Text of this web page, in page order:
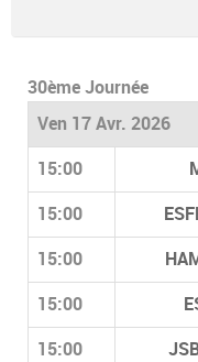
30ème Journée
Ven 17 Avr. 2026
15:00
15:00
15:00
15:00
15:00